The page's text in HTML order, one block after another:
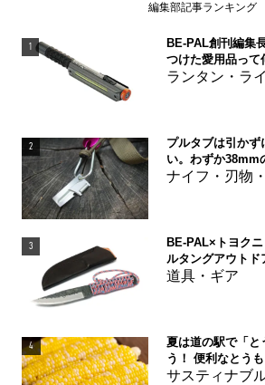
編集部記事ランキング
1
BE-PAL創刊編集
つけた愛用品って
ランタン・ラ
2
プルタブは引かず
い。わずか38mm
ナイフ・刃物
3
BE-PAL×トヨク
ルタングアウトド
道具・ギア
4
夏は道の駅で「と
う！ 便利なとう
サスティナブ